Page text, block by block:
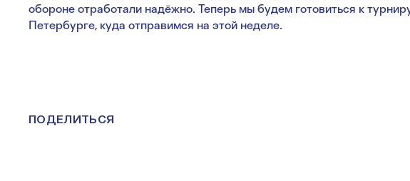
обороне отработали надёжно. Теперь мы будем готовиться к
Петербурге, куда отправимся на этой неделе.
ПОДЕЛИТЬСЯ